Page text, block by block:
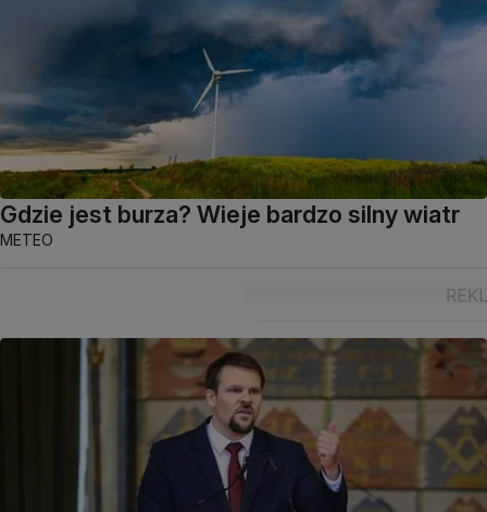
Gdzie jest burza? Wieje bardzo silny wiatr
METEO